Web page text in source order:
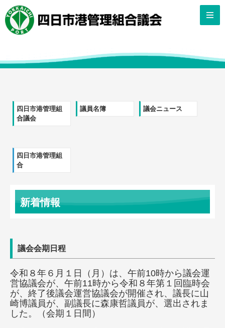
四日市港管理組
合議会
議員名簿 議会ニュース
四日市港管理組
合
新着情報
議会会期日程
令和８年６月１日（月）は、午前10時から議会運
営協議会が、午前11時から令和８年第１回臨時会
が、終了後議会運営協議会が開催され、議長に山
崎博議員が、副議長に森康哲議員が、選出されま
した。（会期１日間）